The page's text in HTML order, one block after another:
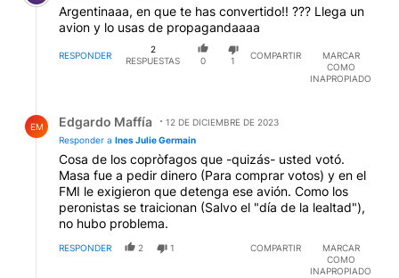
Argentinaaa, en que te has convertido!! ??? Llega un
avion y lo usas de propagandaaaa
RESPONDER
2
RESPUESTAS
0 1
COMPARTIR
MARCAR
COMO
INAPROPIADO
EM Edgardo Maffía
12 DE DICIEMBRE DE 2023
Responder a Ines Julie Germain
Cosa de los copròfagos que -quizás- usted votó.
Masa fue a pedir dinero (Para comprar votos) y en el
FMI le exigieron que detenga ese avión. Como los
peronistas se traicionan (Salvo el "día de la lealtad"),
no hubo problema.
RESPONDER 2 1 COMPARTIR
MARCAR
COMO
INAPROPIADO